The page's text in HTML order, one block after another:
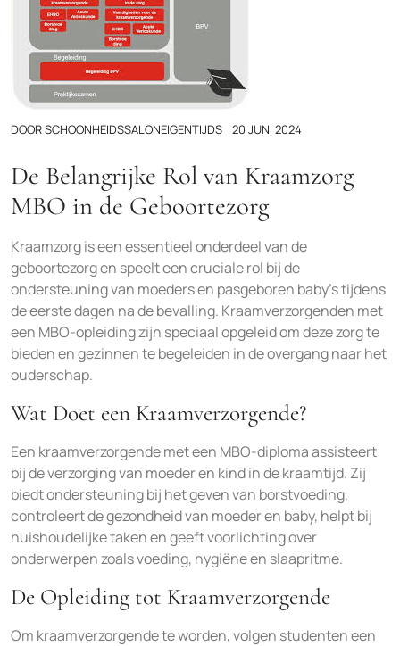
DOORSCHOONHEIDSSALONEIGENTIJDS 20 JUNI 2024
De Belangrijke Rol van Kraamzorg
MBO in de Geboortezorg
Kraamzorg is een essentieel onderdeel van de
geboortezorg en speelt een cruciale rol bij de
ondersteuning van moeders en pasgeboren baby’s tijdens
de eerste dagen na de bevalling. Kraamverzorgenden met
een MBO-opleiding zijn speciaal opgeleid om deze zorg te
bieden en gezinnen te begeleiden in de overgang naar het
ouderschap.
Wat Doet een Kraamverzorgende?
Een kraamverzorgende met een MBO-diploma assisteert
bij de verzorging van moeder en kind in de kraamtijd. Zij
biedt ondersteuning bij het geven van borstvoeding,
controleert de gezondheid van moeder en baby, helpt bij
huishoudelijke taken en geeft voorlichting over
onderwerpen zoals voeding, hygiëne en slaapritme.
De Opleiding tot Kraamverzorgende
Om kraamverzorgende te worden, volgen studenten een